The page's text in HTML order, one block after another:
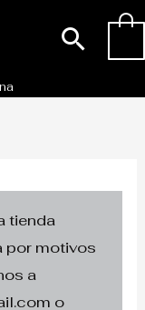
tienda
por motivos
a
o